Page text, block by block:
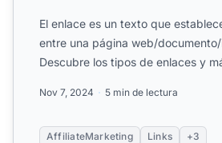
El enlace es un texto que
entre una página web/
Descubre los tipos de enlaces y
Nov 7, 2024 5 min de lectura
AffiliateMarketing Links +3